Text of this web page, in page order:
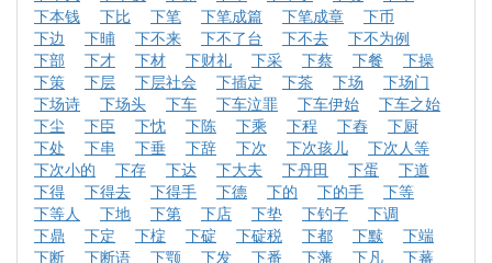
下本钱
下比 下笔 下笔成篇 下笔成章
下币
下边
下晡 下不来 下不了台 下不去
下不为例
下部
下才 下材 下财礼 下采 下蔡 下餐
下操
下策
下层 下层社会 下插定 下茶 下场
下场门
下场诗
下场头 下车 下车泣罪 下车伊始
下车之始
下尘
下臣 下忱 下陈 下乘 下程 下舂
下厨
下处
下串 下垂 下辞 下次 下次孩儿
下次人等
下次小的
下存 下达 下大夫 下丹田 下蛋
下道
下得
下得去 下得手 下德 下的 下的手
下等
下等人
下地 下第 下店 下垫 下钓子
下调
下鼎
下定 下椗 下碇 下碇税 下都 下黩
下端
下断
下断语 下颚 下发 下番 下藩 下凡
下蕃